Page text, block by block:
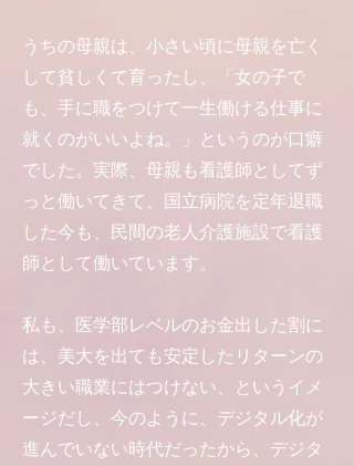
うちの母親は、小さい頃に母親を亡く
して貧しくて育ったし、「女の子で
も、手に職をつけて一生働ける仕事に
就くのがいいよね。」というのが口癖
でした。実際、母親も看護師としてず
っと働いてきて、国立病院を定年退職
した今も、民間の老人介護施設で看護
師として働いています。
私も、医学部レベルのお金出した割に
は、美大を出ても安定したリターンの
大きい職業にはつけない、というイメ
ージだし、今のように、デジタル化が
進んでいない時代だったから、デジタ